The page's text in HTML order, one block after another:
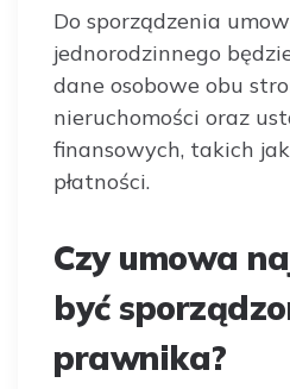
Do sporządzenia
jednorodzinnego
dane osobowe obu
nieruchomości oraz
finansowych, takich
płatności.
Czy umowa
być
prawnika?